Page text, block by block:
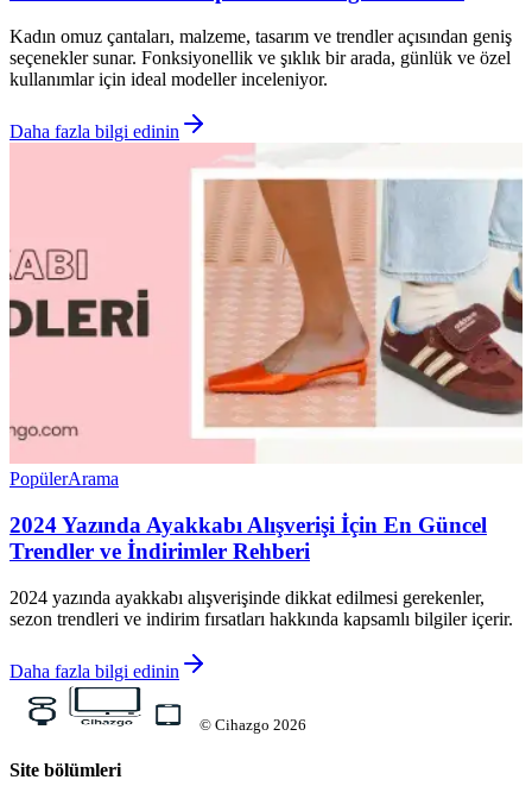
Kadın omuz çantaları, malzeme, tasarım ve trendler açısından geniş
seçenekler sunar. Fonksiyonellik ve şıklık bir arada, günlük ve özel
kullanımlar için ideal modeller inceleniyor.
Daha fazla bilgi edinin
PopülerArama
2024 Yazında Ayakkabı Alışverişi İçin En Güncel
Trendler ve İndirimler Rehberi
2024 yazında ayakkabı alışverişinde dikkat edilmesi gerekenler,
sezon trendleri ve indirim fırsatları hakkında kapsamlı bilgiler içerir.
Daha fazla bilgi edinin
© Cihazgo 2026
Site bölümleri